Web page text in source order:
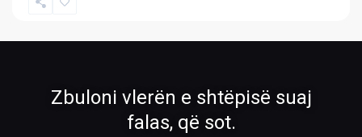
Zbuloni vlerën e shtëpisë suaj
falas, që sot.
Mëso më shumë për ekipin tonë
Kontakti
Na kontaktoni për çdo pyetje